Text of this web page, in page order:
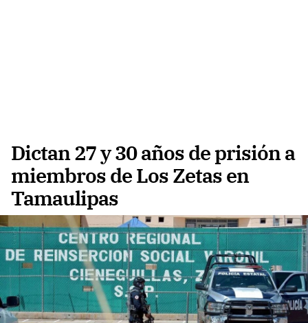
Dictan 27 y 30 años de prisión a
miembros de Los Zetas en
Tamaulipas